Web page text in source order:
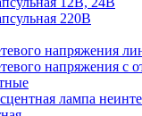
220В
напряжения
напряжения с
лампа